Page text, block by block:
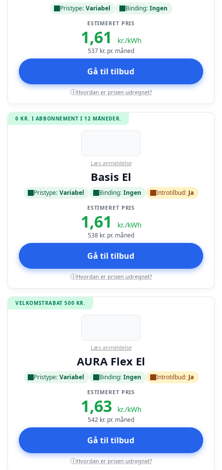
Pristype: Variabel Binding: Ingen
ESTIMERET PRIS
1,61 kr./kWh
537 kr. pr. måned
Gå til tilbud
i Hvordan er prisen udregnet?
0 KR. I ABBONNEMENT I 12 MÅNEDER.
Læs anmeldelse
Basis El
Pristype: Variabel Binding: Ingen Introtilbud: Ja
ESTIMERET PRIS
1,61 kr./kWh
538 kr. pr. måned
Gå til tilbud
i Hvordan er prisen udregnet?
VELKOMSTRABAT 500 KR.
Læs anmeldelse
AURA Flex El
Pristype: Variabel Binding: Ingen Introtilbud: Ja
ESTIMERET PRIS
1,63 kr./kWh
542 kr. pr. måned
Gå til tilbud
i Hvordan er prisen udregnet?